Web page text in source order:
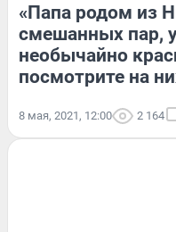
«Папа родом из
смешанных пар,
необычайно
посмотрите на
8 мая, 2021, 12:00 2 164